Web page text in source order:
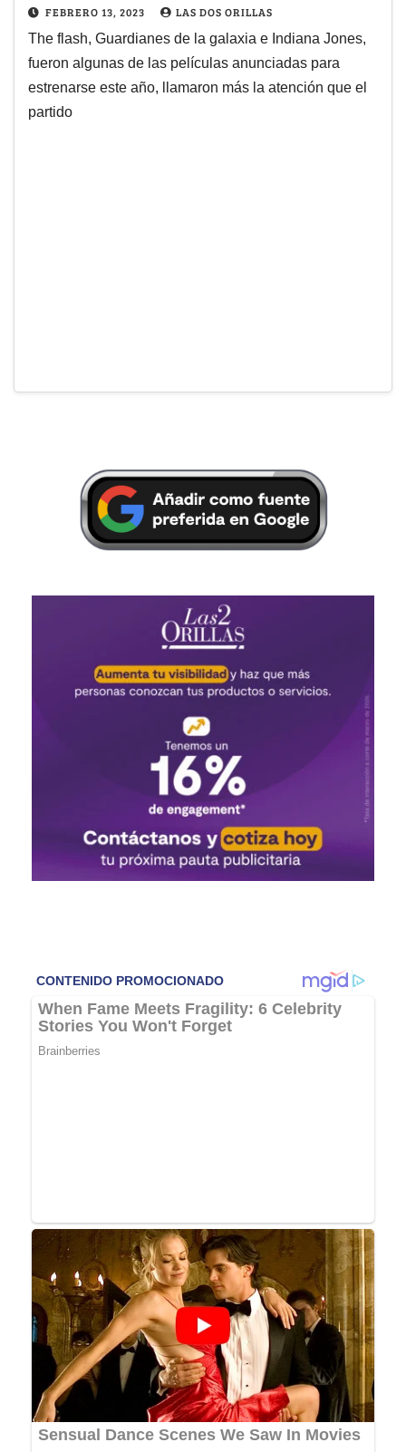
FEBRERO 13, 2023 LAS DOS ORILLAS
The flash, Guardianes de la galaxia e Indiana Jones,
fueron algunas de las películas anunciadas para
estrenarse este año, llamaron más la atención que el
partido